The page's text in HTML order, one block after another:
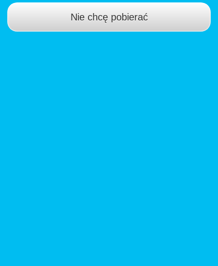
Nie chcę pobierać